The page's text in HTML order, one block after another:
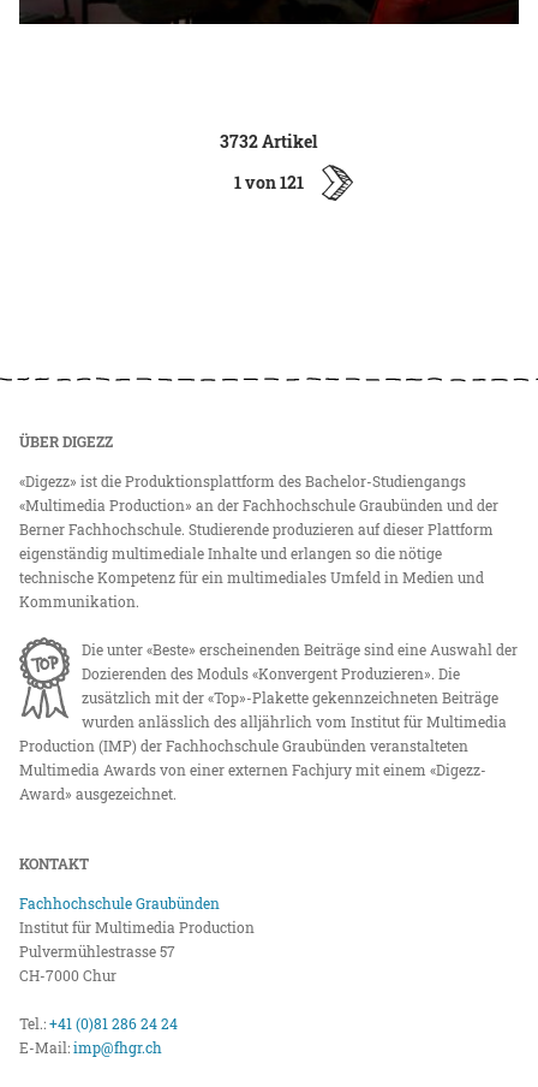
3732 Artikel
1 von 121
ÜBER DIGEZZ
«Digezz» ist die Produktionsplattform des Bachelor-Studiengangs
«Multimedia Production» an der Fachhochschule Graubünden und der
Berner Fachhochschule. Studierende produzieren auf dieser Plattform
eigenständig multimediale Inhalte und erlangen so die nötige
technische Kompetenz für ein multimediales Umfeld in Medien und
Kommunikation.
Die unter «Beste» erscheinenden Beiträge sind eine Auswahl der
Dozierenden des Moduls «Konvergent Produzieren». Die
zusätzlich mit der «Top»-Plakette gekennzeichneten Beiträge
wurden anlässlich des alljährlich vom Institut für Multimedia
Production (IMP) der Fachhochschule Graubünden veranstalteten
Multimedia Awards von einer externen Fachjury mit einem «Digezz-
Award» ausgezeichnet.
KONTAKT
Fachhochschule Graubünden
Institut für Multimedia Production
Pulvermühlestrasse 57
CH-7000 Chur
Tel.:+41 (0)81 286 24 24
E-Mail:imp@fhgr.ch